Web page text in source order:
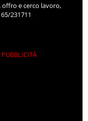
offro e cerco lavoro,
231711